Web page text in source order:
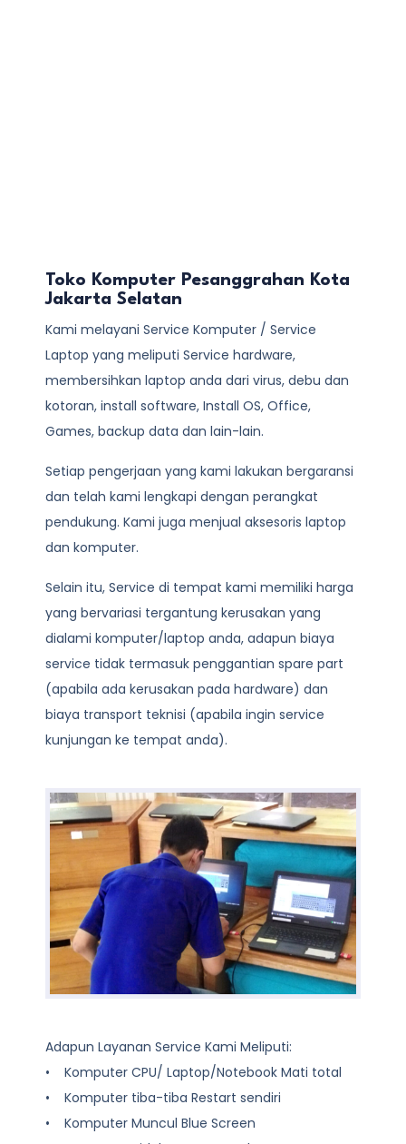
Toko Komputer Pesanggrahan Kota
Jakarta Selatan
Kami melayani Service Komputer / Service
Laptop yang meliputi Service hardware,
membersihkan laptop anda dari virus, debu dan
kotoran, install software, Install OS, Office,
Games, backup data dan lain-lain.
Setiap pengerjaan yang kami lakukan bergaransi
dan telah kami lengkapi dengan perangkat
pendukung. Kami juga menjual aksesoris laptop
dan komputer.
Selain itu, Service di tempat kami memiliki harga
yang bervariasi tergantung kerusakan yang
dialami komputer/laptop anda, adapun biaya
service tidak termasuk penggantian spare part
(apabila ada kerusakan pada hardware) dan
biaya transport teknisi (apabila ingin service
kunjungan ke tempat anda).
Adapun Layanan Service Kami Meliputi:
• Komputer CPU/ Laptop/Notebook Mati total
• Komputer tiba-tiba Restart sendiri
• Komputer Muncul Blue Screen